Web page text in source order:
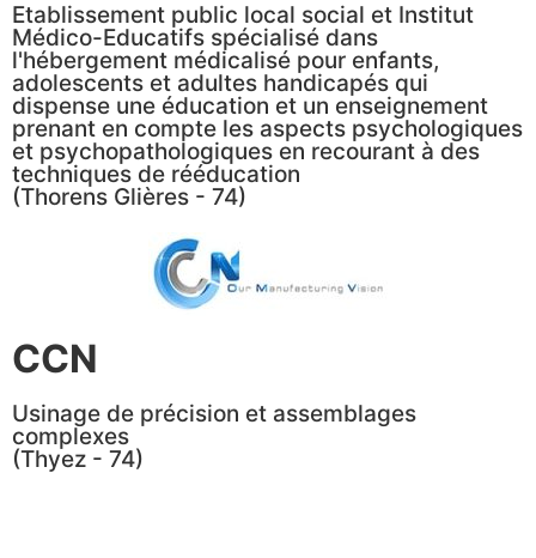
Etablissement public local social et Institut
Médico-Educatifs spécialisé dans
l'hébergement médicalisé pour enfants,
adolescents et adultes handicapés qui
dispense une éducation et un enseignement
prenant en compte les aspects psychologiques
et psychopathologiques en recourant à des
techniques de rééducation
(Thorens Glières - 74)
CCN
Usinage de précision et assemblages
complexes
(Thyez - 74)